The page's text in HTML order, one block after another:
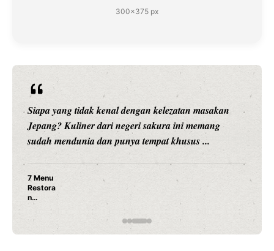
300×375 px
Siapa yang tidak kenal dengan kelezatan masakan
Jepang? Kuliner dari negeri sakura ini memang
sudah mendunia dan punya tempat khusus ...
7 Menu
Restora
n
Jepang
yang
Dicoba,